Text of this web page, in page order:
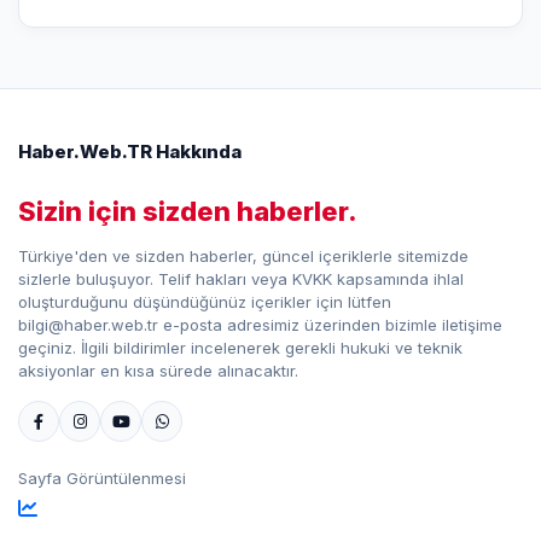
Haber.Web.TR Hakkında
Sizin için sizden haberler.
Türkiye'den ve sizden haberler, güncel içeriklerle sitemizde
sizlerle buluşuyor. Telif hakları veya KVKK kapsamında ihlal
oluşturduğunu düşündüğünüz içerikler için lütfen
bilgi@haber.web.tr e-posta adresimiz üzerinden bizimle iletişime
geçiniz. İlgili bildirimler incelenerek gerekli hukuki ve teknik
aksiyonlar en kısa sürede alınacaktır.
Sayfa Görüntülenmesi